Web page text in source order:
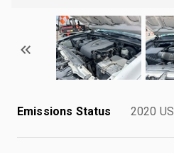
Emissions Status 2020